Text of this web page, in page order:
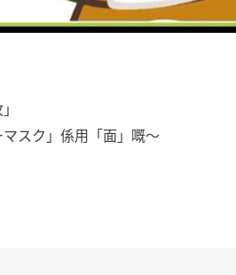
スク」係用「面」嘅～